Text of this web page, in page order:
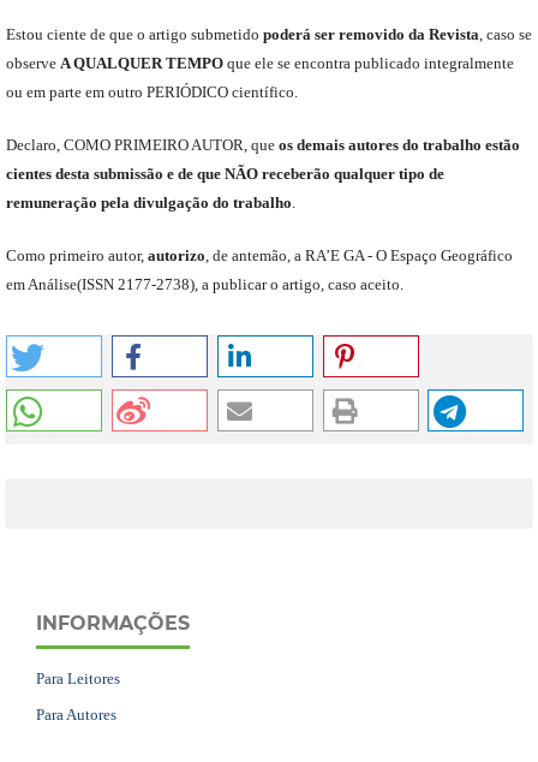
Estou ciente de que o artigo submetido poderá ser removido da Revista caso se
observe A QUALQUER TEMPOque elese encontra publicado integralmente
ou em parte em outro PERIÓDICOcientífico.
Declaro COMO PRIMEIRO AUTOR que os demais autores do trabalho estão
cientes desta submissão e de que NÃOreceberão qualquer tipo de
remuneração pela divulgação do trabalho
Como primeiro autor, autorizo de antemão, a RA’E GA - O Espaço Geográfico
em Análise(ISSN 2177-2738), a publicar o artigo, caso aceito.
INFORMAÇÕES
Para Leitores
Para Autores